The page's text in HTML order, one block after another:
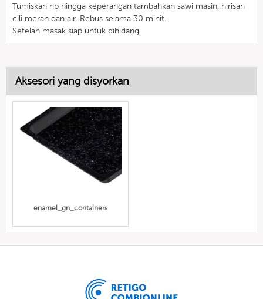
Tumiskan rib hingga keperangan tambahkan sawi masin, hirisan
cili merah dan air. Rebus selama 30 minit.
Setelah masak siap untuk dihidang.
Aksesori yang disyorkan
enamel_gn_containers